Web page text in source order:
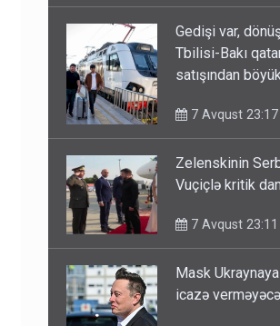
Media və Yayım
hüquq və
Gedişi var,
Tbilisi-Bakı
satışından
7 Avqust 23:17
Zelenskinin
Vuçiçlə kritik
7 Avqust 23:11
Mask
icazə